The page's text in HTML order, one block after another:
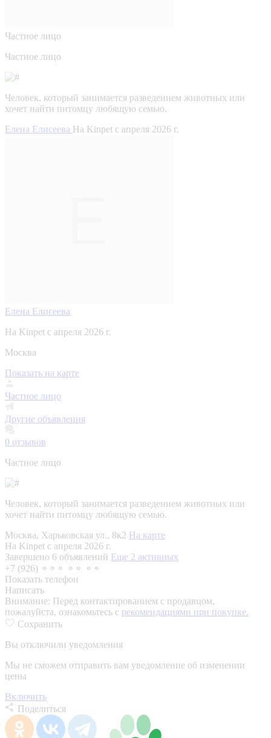
Частное лицо
Частное лицо
Человек, который занимается разведением животных или
хочет найти питомцу любящую семью.
Елена Елисеева На Kinpet c апреля 2026 г.
Елена Елисеева
На Kinpet c апреля 2026 г.
Москва
Показать на карте
Частное лицо
Другие объявления
0 отзывов
Частное лицо
Человек, который занимается разведением животных или
хочет найти питомцу любящую семью.
Москва, Харьковская ул., 8к2 На карте
На Kinpet c апреля 2026 г.
Завершено 6 объявлений Еще 2 активных
+7 (926) ⚬⚬⚬ ⚬⚬ ⚬⚬
Показать телефон
Написать
Внимание: Перед контактированием с продавцом,
пожалуйста, ознакомьтесь с рекомендациями при покупке.
Сохранить
Вы отключили уведомления
Мы не сможем отправить вам уведомление об изменении
цены
Включить
Поделиться